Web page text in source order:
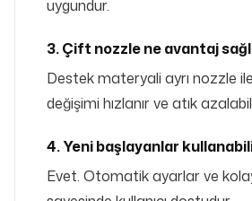
uygundur.
3. Çift nozzle ne avantaj
Destek materyali ayrı nozzle
değişimi hızlanır ve atık
4. Yeni başlayanlar
Evet. Otomatik ayarlar ve